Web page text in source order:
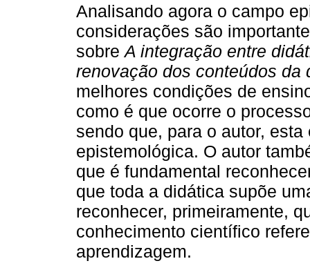
Analisando agora o campo
considerações são
sobreA integração entre
renovação dos conteúdos da
melhores condições de
como é que ocorre o
sendo que, para o autor,
epistemológica. O autor
que é fundamental
que toda a didática supõe
reconhecer, primeiramente,
conhecimento científico
aprendizagem.